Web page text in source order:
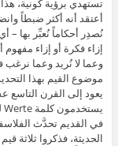
تستهدي برؤية كونية،
أعتقد أنه أكثر ضبطاً
نُصدِر أحكاماً نُعبِّر بها –
إزاء فكرة أو إزاء مفهوم
وعما لا نُريد وعما
موضوع القيم بهذا
يعود إلى القرن التاسع
يستخدمون كلمة Werte ليُطلِقوها على القيم المُختلِفة.
في القديم تحدَّث
الحديثة، فذكروا ثلاثة